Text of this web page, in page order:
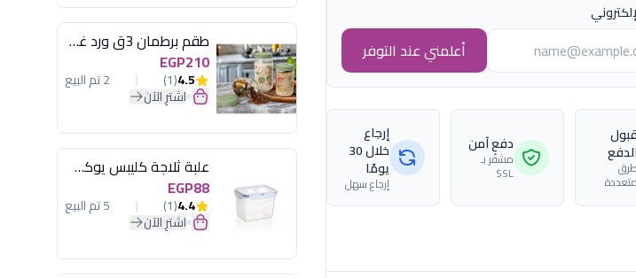
أعلمني عند التوفر
قبول
الدفع
طرق
متعددة
دفع آمن
مشفّر بـ
SSL
إرجاع
خلال 30
يومًا
إرجاع سهل
طقم برطمان 3ق ورد غطاء مينت جرين هيريفين
EGP210
4.5
(1) 2 تم البيع
اشترِ الآن
علبة ثلاجة كليبس يوكسان
EGP88
4.4
(1) 5 تم البيع
اشترِ الآن